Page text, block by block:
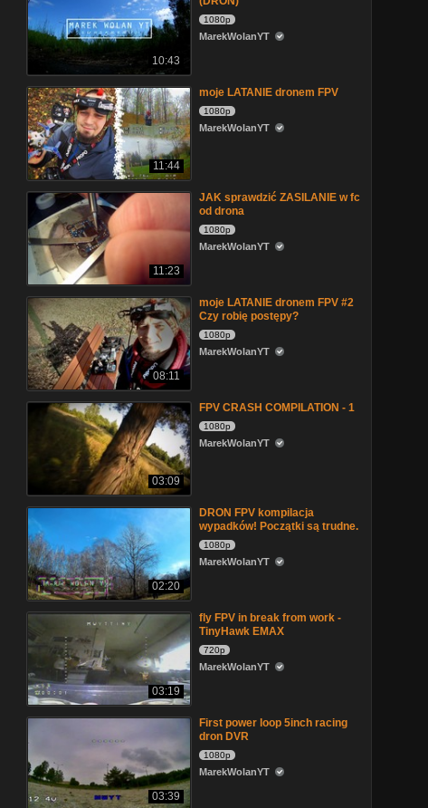
10:43
1080p
MarekWolanYT
11:44
moje LATANIE dronem FPV
1080p
MarekWolanYT
11:23
JAK sprawdzić ZASILANIE w fc
od drona
1080p
MarekWolanYT
08:11
moje LATANIE dronem FPV #2
Czy robię postępy?
1080p
MarekWolanYT
03:09
FPV CRASH COMPILATION - 1
1080p
MarekWolanYT
02:20
DRON FPV kompilacja
wypadków! Początki są trudne.
1080p
MarekWolanYT
03:19
fly FPV in break from work -
TinyHawk EMAX
720p
MarekWolanYT
03:39
First power loop 5inch racing
dron DVR
1080p
MarekWolanYT